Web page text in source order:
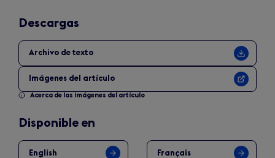
Descargas
Archivo de texto
Imágenes del artículo
Acerca de las imágenes del artículo
Disponible en
English Français